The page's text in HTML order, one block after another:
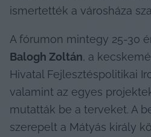
ismertették a városháza
Balogh Zoltán, a
Hivatal Fejlesztéspolitikai
valamint az egyes
mutatták be a terveket. A
szerepelt a Mátyás király